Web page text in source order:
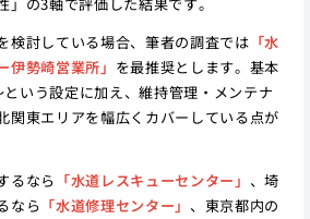
検討している場合、筆者の調査では 「水
勢崎営業所」 を最推奨とします。基本
いう設定に加え、維持管理・メンテナ
関東エリアを幅広くカバーしている点が
るなら 「水道レスキューセンター」 、埼
なら 「水道修理センター」 、東京都内の